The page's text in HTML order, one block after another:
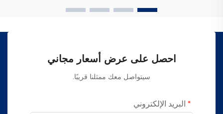
احصل على عرض أسعار مجاني
سيتواصل معك ممثلنا قريبًا.
البريد الإلكتروني